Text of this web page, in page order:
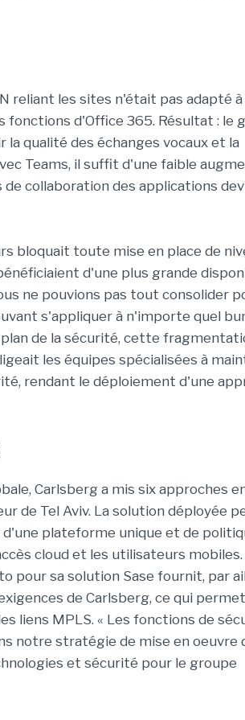
reliant les sites n'était pas adapté à
d'Office 365. Résultat : le
qualité des échanges vocaux et la
Teams, il suffit d'une faible
collaboration des applications
bloquait toute mise en place de
d'une plus grande
ne pouvions pas tout consolider
s'appliquer à n'importe quel
de la sécurité, cette
les équipes spécialisées à
rendant le déploiement d'une
Carlsberg a mis six approches
de Tel Aviv. La solution déployée
plateforme unique et de
cloud et les utilisateurs mobiles.
pour sa solution Sase fournit, par
de Carlsberg, ce qui
liens MPLS. « Les fonctions de
notre stratégie de mise en oeuvre
et sécurité pour le groupe